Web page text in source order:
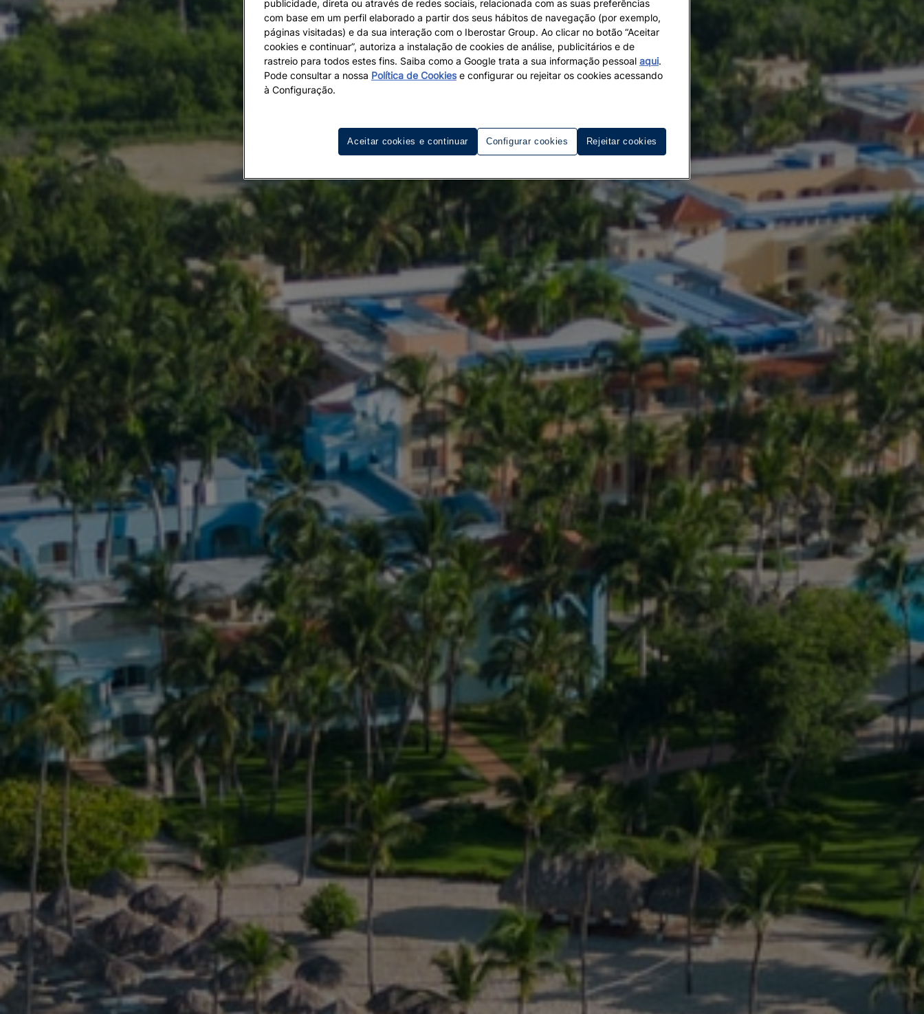
publicidade, direta ou através de redes sociais, relacionada com as suas preferências
com base em um perfil elaborado a partir dos seus hábitos de navegação (por exemplo,
páginas visitadas) e da sua interação com o Iberostar Group. Ao clicar no botão “Aceitar
cookies e continuar”, autoriza a instalação de cookies de análise, publicitários e de
rastreio para todos estes fins. Saiba como a Google trata a sua informação pessoal aqui.
Pode consultar a nossa Política de Cookiese configurar ou rejeitar os cookies acessando
à Configuração.
Configurar cookies Rejeitar cookies
Aceitar cookies e continuar